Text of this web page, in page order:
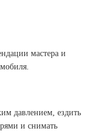
мастера и
давлением, ездить
и снимать